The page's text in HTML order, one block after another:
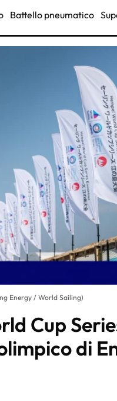
Battello pneumatico
Energy / World Sailing)
Cup
di